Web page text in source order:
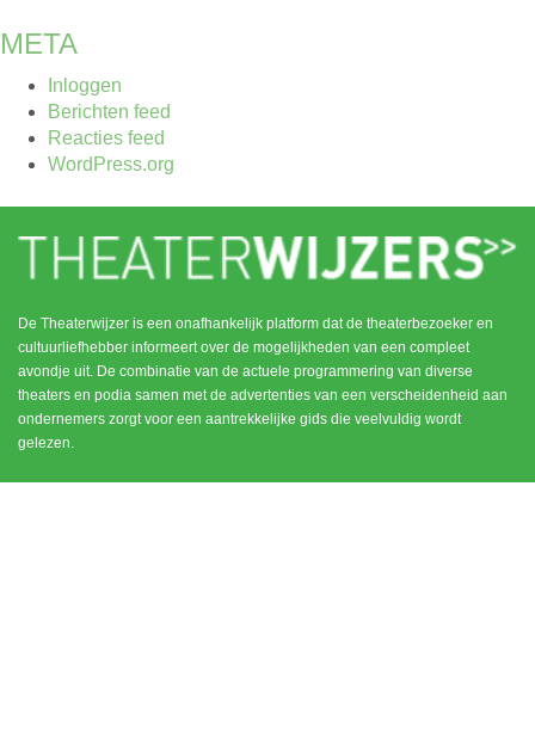
META
Inloggen
Berichten feed
Reacties feed
WordPress.org
De Theaterwijzer is een onafhankelijk platform dat de theaterbezoeker en
cultuurliefhebber informeert over de mogelijkheden van een compleet
avondje uit. De combinatie van de actuele programmering van diverse
theaters en podia samen met de advertenties van een verscheidenheid aan
ondernemers zorgt voor een aantrekkelijke gids die veelvuldig wordt
gelezen.